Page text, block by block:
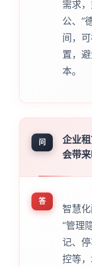
需求
公、“
间，
置，
本。
问
企业
会带来
答
智慧
“管理
记、
控等